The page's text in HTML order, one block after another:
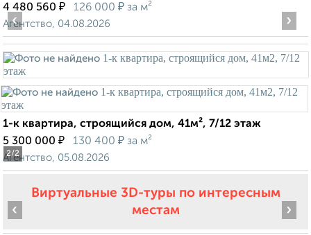
4 480 560 ₽ 126 000 ₽ за м²
Агентство, 04.08.2026
2/2
‹ ›
1-к квартира, строящийся дом, 41м², 7/12 этаж
5 300 000 ₽ 130 400 ₽ за м²
Агентство, 05.08.2026
Виртуальные 3D-туры по интересным
местам
‹ ›